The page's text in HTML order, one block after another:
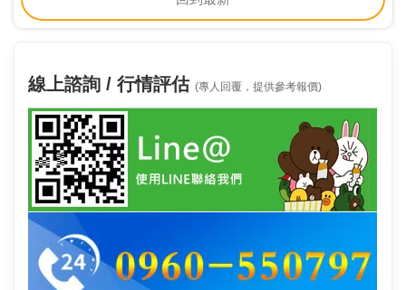
線上諮詢 / 行情評估 (專人回覆，提供參考報價)